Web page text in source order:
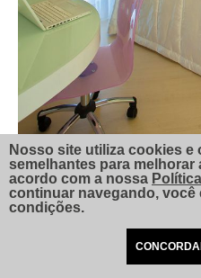
Nosso site utiliza cookies
semelhantes para melhorar
acordo com a nossa
continuar navegando, você
condições.